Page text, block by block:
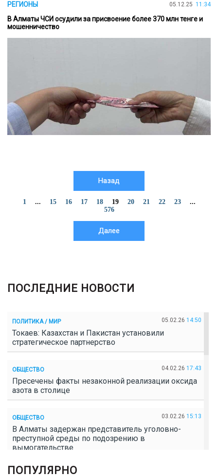
РЕГИОНЫ 05.12.25 11:34
В Алматы ЧСИ осудили за присвоение более 370 млн тенге и
мошенничество
Назад
1 ... 15 16 17 18 19 20 21 22 23
...
576
Далее
ПОСЛЕДНИЕ НОВОСТИ
ПОЛИТИКА / МИР 05.02.26 14:50
Токаев: Казахстан и Пакистан установили
стратегическое партнерство
ОБЩЕСТВО 04.02.26 17:43
Пресечены факты незаконной реализации оксида
азота в столице
ОБЩЕСТВО 03.02.26 15:13
В Алматы задержан представитель уголовно-
преступной среды по подозрению в
вымогательстве
ПОПУЛЯРНО